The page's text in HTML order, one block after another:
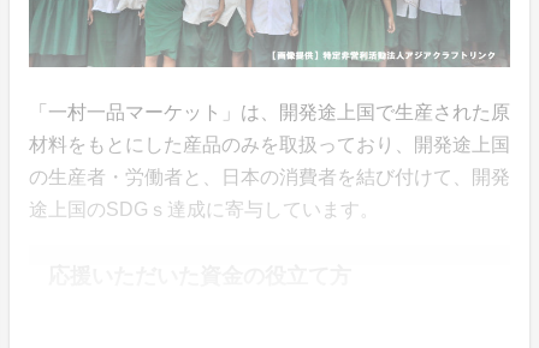
「一村一品マーケット」は、開発途上国で生産された原
材料をもとにした産品のみを取扱っており、開発途上国
の生産者・労働者と、日本の消費者を結び付けて、開発
途上国のSDGｓ達成に寄与しています。